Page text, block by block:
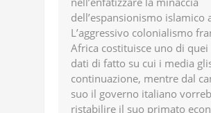
dell’espansionismo islamico
L’aggressivo colonialismo
Africa costituisce uno di quei
dati di fatto su cui i media
continuazione, mentre dal
suo il governo italiano
ristabilire il suo primato